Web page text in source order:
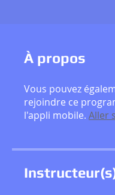
À propos
Vous pouvez
rejoindre ce
l'appli mobile. Aller